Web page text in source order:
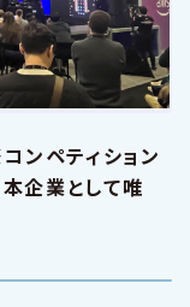
ンペティション
企業として唯